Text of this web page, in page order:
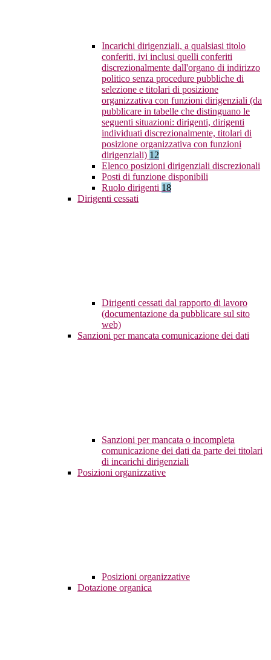
Incarichi dirigenziali, a qualsiasi titolo
conferiti, ivi inclusi quelli conferiti
discrezionalmente dall'organo di indirizzo
politico senza procedure pubbliche di
selezione e titolari di posizione
organizzativa con funzioni dirigenziali (da
pubblicare in tabelle che distinguano le
seguenti situazioni: dirigenti, dirigenti
individuati discrezionalmente, titolari di
posizione organizzativa con funzioni
dirigenziali) 12
Elenco posizioni dirigenziali discrezionali
Posti di funzione disponibili
Ruolo dirigenti 18
Dirigenti cessati
Dirigenti cessati dal rapporto di lavoro
(documentazione da pubblicare sul sito
web)
Sanzioni per mancata comunicazione dei dati
Sanzioni per mancata o incompleta
comunicazione dei dati da parte dei titolari
di incarichi dirigenziali
Posizioni organizzative
Posizioni organizzative
Dotazione organica